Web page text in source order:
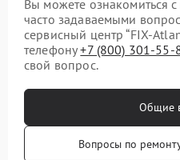
Вы можете ознакомиться
часто задаваемыми
сервисный центр “FIX-
телефону+7 (800) 301-55-
свой вопрос.
Общие
Вопросы по